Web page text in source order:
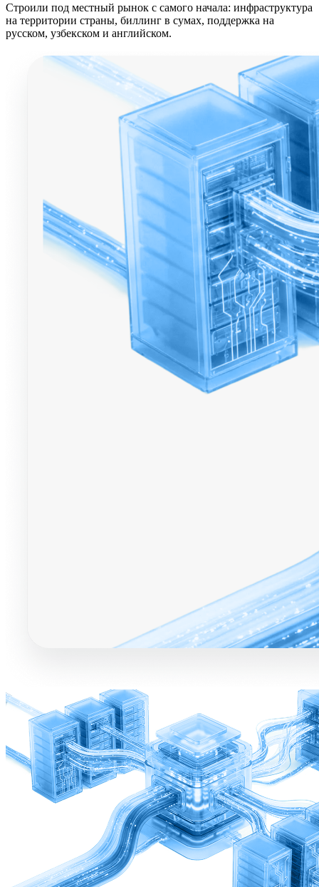
Строили под местный рынок с самого начала: инфраструктура
на территории страны, биллинг в сумах, поддержка на
русском, узбекском и английском.